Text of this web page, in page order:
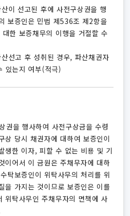
이 선고된 후에 사전구상권을 행
보증인은 민법 제536조 제2항을
한 보증채무의 이행을 거절할 수
선고 후 성취된 경우, 파산채권자
있는지 여부(적극)
권을 행사하여 사전구상금을 수령
상 당시 채권자에 대하여 보증인이
생한 이자, 피할 수 없는 비용 및 기
이어서 이 금원은 주채무자에 대하
탁보증인이 위탁사무의 처리를 위
을 가지는 것이므로 보증인은 이를
위탁사무인 주채무자의 면책에 사